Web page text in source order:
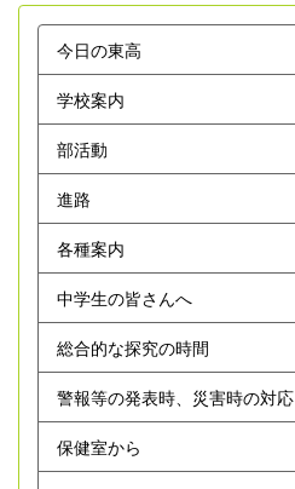
今日の東高
学校案内
部活動
進路
各種案内
中学生の皆さんへ
総合的な探究の時間
警報等の発表時、災害時の対応
保健室から